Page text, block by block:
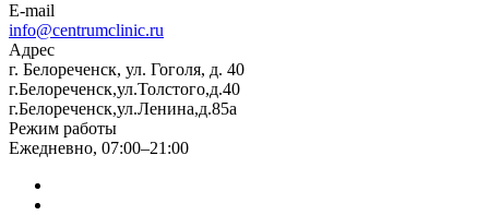
E-mail
info@centrumclinic.ru
Адрес
г. Белореченск, ул. Гоголя, д. 40
г.Белореченск,ул.Толстого,д.40
г.Белореченск,ул.Ленина,д.85а
Режим работы
Ежедневно, 07:00–21:00